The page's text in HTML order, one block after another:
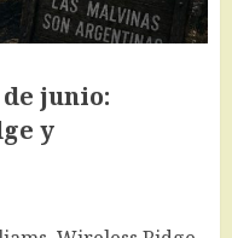
junio:
y